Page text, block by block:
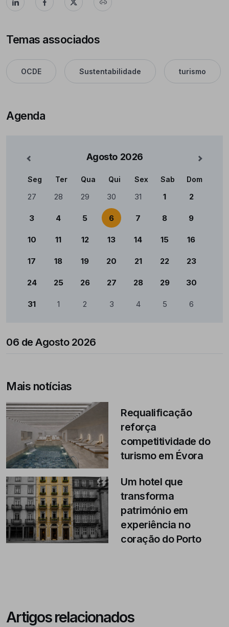
Temas associados
OCDE Sustentabilidade turismo
Agenda
Agosto 2026 Mês
Calendário
Seg Ter Qua Qui Sex Sab Dom
27 28 29 30 31 1 2
3 4 5 6 7 8 9
10 11 12 13 14 15 16
17 18 19 20 21 22 23
24 25 26 27 28 29 30
31 1 2 3 4 5 6
06 de Agosto 2026
Mais notícias
Requalificação
reforça
competitividade do
turismo em Évora
Um hotel que
transforma
património em
experiência no
coração do Porto
Artigos relacionados